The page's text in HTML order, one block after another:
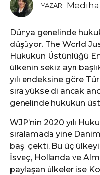
ö
n
e
YAZAR:
Dünya genelinde
düşüyor. The World
Hukukun Üstünlüğü
ülkenin sekiz ayrı
yılı endeksine göre
sıra yükseldi ancak
genelinde hukukun
WJP’nin 2020 yılı
sıralamada yine
başı çekti. Bu üç
İsveç, Hollanda ve
paylaşan ülkeler ise